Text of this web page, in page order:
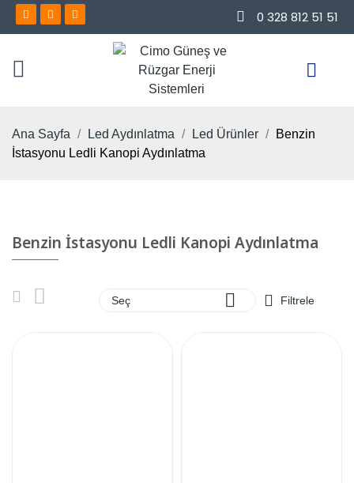
0 328 812 51 51
Ana Sayfa Led Aydınlatma Led Ürünler
Benzin
İstasyonu Ledli Kanopi Aydınlatma
Benzin İstasyonu Ledli Kanopi Aydınlatma
Seç  Filtrele